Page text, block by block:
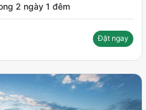
2 ngày 1 đêm
Đặt ngay